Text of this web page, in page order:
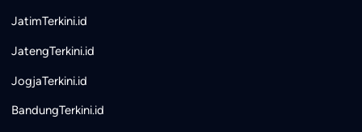
JatimTerkini.id
JatengTerkini.id
JogjaTerkini.id
BandungTerkini.id